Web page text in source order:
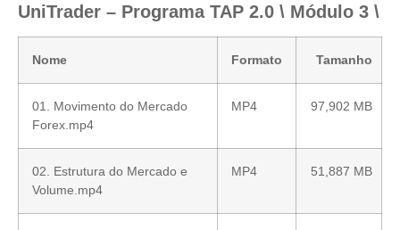
UniTrader – Programa TAP 2.0 \ Módulo 3 \
Nome Formato Tamanho
01. Movimento do Mercado
Forex.mp4
MP4 97,902 MB
02. Estrutura do Mercado e
Volume.mp4
MP4 51,887 MB